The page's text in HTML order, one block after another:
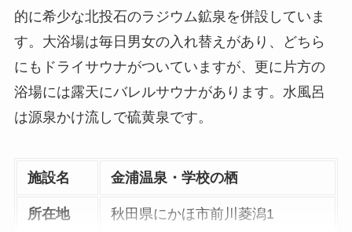
的に希少な北投石のラジウム鉱泉を併設していま
す。大浴場は毎日男女の入れ替えがあり、どちら
にもドライサウナがついていますが、更に片方の
浴場には露天にバレルサウナがあります。水風呂
は源泉かけ流しで硫黄泉です。
施設名 金浦温泉・学校の栖
所在地 秋田県にかほ市前川菱潟1